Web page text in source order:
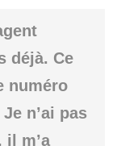
déjà. Ce
numéro
n’ai pas
il m’a